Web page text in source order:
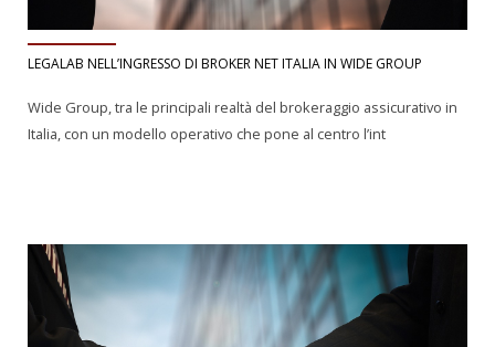
LEGALAB NELL’INGRESSO DI BROKER NET ITALIA IN WIDE GROUP
Wide Group, tra le principali realtà del brokeraggio assicurativo in
Italia, con un modello operativo che pone al centro l’int